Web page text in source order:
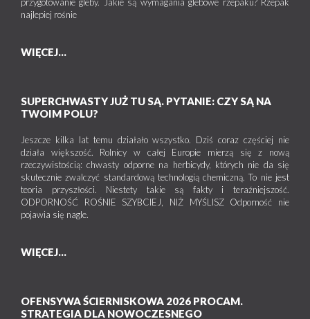
najlepiej rośnie
WIĘCEJ...
SUPERCHWASTY JUŻ TU SĄ. PYTANIE: CZY SĄ NA
TWOIM POLU?
Jeszcze kilka lat temu działało wszystko. Dziś coraz częściej nie
działa większość. Rolnicy w całej Europie mierzą się z nową
rzeczywistością: chwasty odporne na herbicydy, których nie da się
skutecznie zwalczyć standardową technologią chemiczną. To nie jest
teoria przyszłości. Niestety takie są fakty i teraźniejszość.
ODPORNOŚĆ ROŚNIE SZYBCIEJ, NIŻ MYŚLISZ Odporność nie
pojawia się nagle.
WIĘCEJ...
OFENSYWA ŚCIERNISKOWA 2026 PROCAM.
STRATEGIA DLA NOWOCZESNEGO